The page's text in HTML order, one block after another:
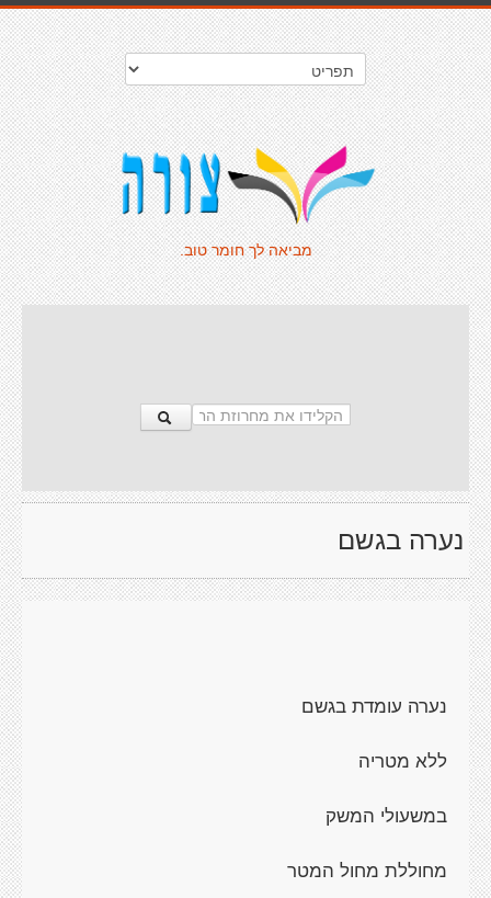
מביאה לך חומר טוב.
נערה בגשם
נערה עומדת בגשם
ללא מטריה
במשעולי המשק
מחוללת מחול המטר